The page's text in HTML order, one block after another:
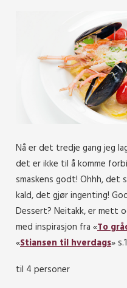
Search
Nå er det tredje gang jeg
det er ikke til å komme
smaskens godt! Ohhh, det
kald, det gjør ingenting!
Dessert? Neitakk, er mett
med inspirasjon fra «To
«Stiansen til hverdags»
til 4 personer